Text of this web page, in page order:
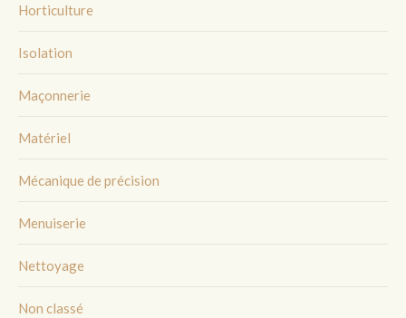
Horticulture
Isolation
Maçonnerie
Matériel
Mécanique de précision
Menuiserie
Nettoyage
Non classé